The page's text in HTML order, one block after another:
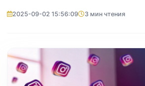
2025-09-02 15:56:09 3 мин чтения